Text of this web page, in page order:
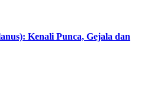
Kenali Punca, Gejala dan